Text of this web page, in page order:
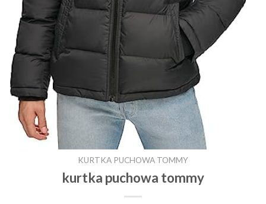
KURTKA PUCHOWA TOMMY
kurtka puchowa tommy